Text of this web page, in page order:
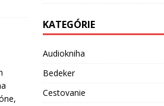
KATEGÓRIE
Audiokniha
Bedeker
Cestovanie